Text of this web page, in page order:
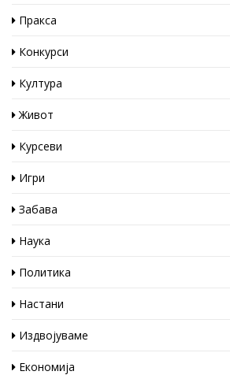
Пракса
Конкурси
Култура
Живот
Курсеви
Игри
Забава
Наука
Политика
Настани
Издвојуваме
Економија